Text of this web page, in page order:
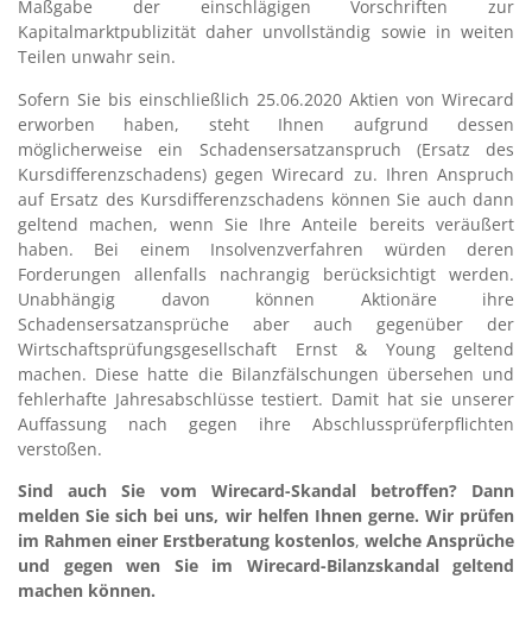
Maßgabe der einschlägigen Vorschriften zur
Kapitalmarktpublizität daher unvollständig sowie in weiten
Teilen unwahr sein.
Sofern Sie bis einschließlich 25.06.2020 Aktien von Wirecard
erworben haben, steht Ihnen aufgrund dessen
möglicherweise ein Schadensersatzanspruch (Ersatz des
Kursdifferenzschadens) gegen Wirecard zu. Ihren Anspruch
auf Ersatz des Kursdifferenzschadens können Sie auch dann
geltend machen, wenn Sie Ihre Anteile bereits veräußert
haben. Bei einem Insolvenzverfahren würden deren
Forderungen allenfalls nachrangig berücksichtigt werden.
Unabhängig davon können Aktionäre ihre
Schadensersatzansprüche aber auch gegenüber der
Wirtschaftsprüfungsgesellschaft Ernst & Young geltend
machen. Diese hatte die Bilanzfälschungen übersehen und
fehlerhafte Jahresabschlüsse testiert. Damit hat sie unserer
Auffassung nach gegen ihre Abschlussprüferpflichten
verstoßen.
Sind auch Sie vom Wirecard-Skandal betroffen? Dann
melden Sie sich bei uns, wir helfen Ihnen gerne. Wir prüfen
im Rahmen einer Erstberatung kostenlos, welche Ansprüche
und gegen wen Sie im Wirecard-Bilanzskandal geltend
machen können.